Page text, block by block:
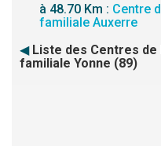
à 48.70 Km : Centre
familiale Auxerre
◀ Liste des Centres
familiale Yonne (89)